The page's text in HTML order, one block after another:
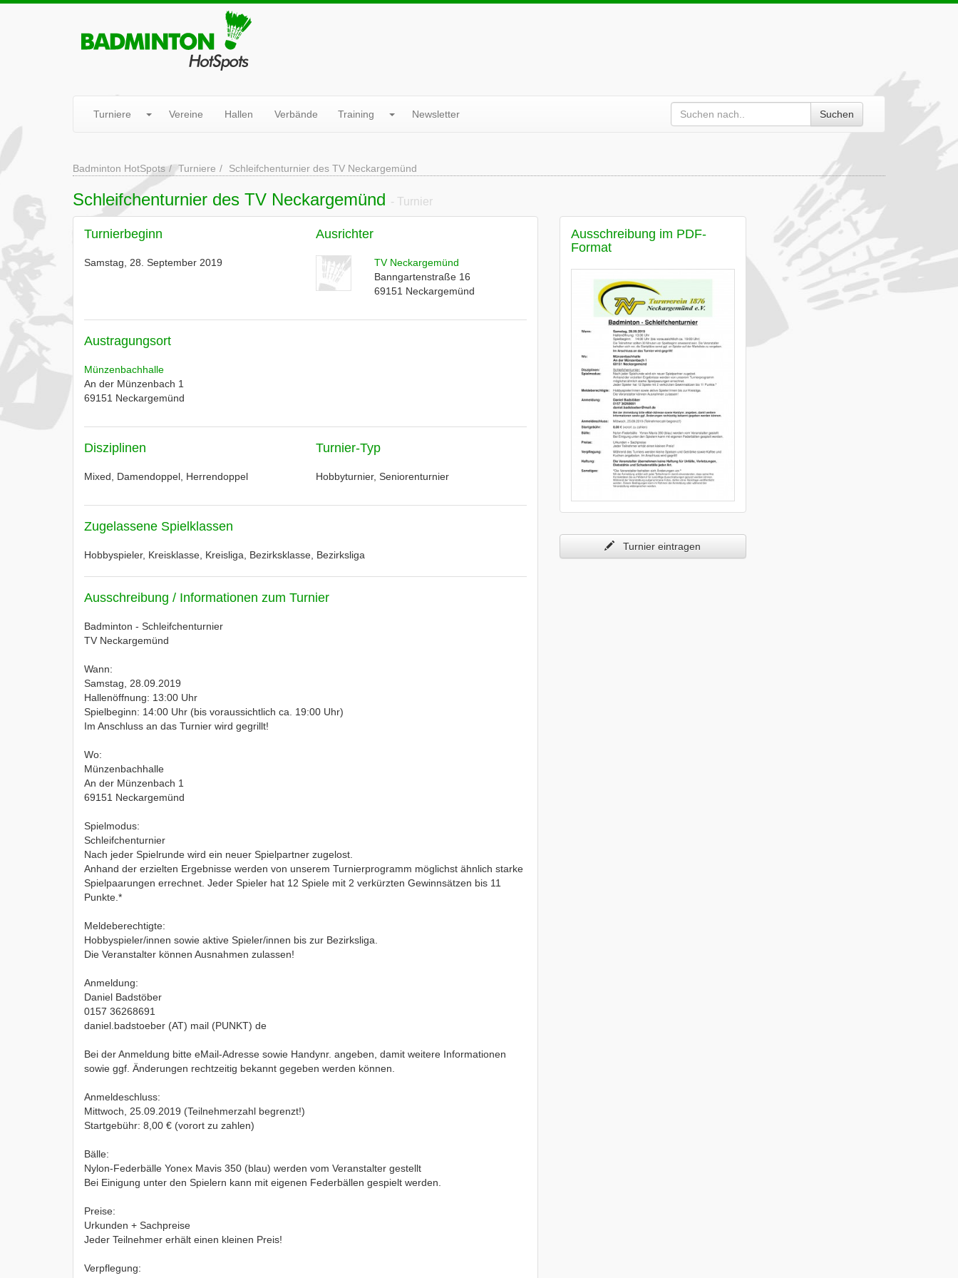
Turniere Vereine Hallen Verbände Training Newsletter Suchen
Badminton HotSpots Turniere Schleifchenturnier des TV Neckargemünd
Schleifchenturnier des TV Neckargemünd - Turnier
Turnierbeginn
Samstag, 28. September 2019
Ausrichter
TV Neckargemünd
Banngartenstraße 16
69151 Neckargemünd
Austragungsort
Münzenbachhalle
An der Münzenbach 1
69151 Neckargemünd
Disziplinen
Mixed, Damendoppel, Herrendoppel
Turnier-Typ
Hobbyturnier, Seniorenturnier
Zugelassene Spielklassen
Hobbyspieler, Kreisklasse, Kreisliga, Bezirksklasse, Bezirksliga
Ausschreibung / Informationen zum Turnier
Badminton - Schleifchenturnier
TV Neckargemünd
Wann:
Samstag, 28.09.2019
Hallenöffnung: 13:00 Uhr
Spielbeginn: 14:00 Uhr (bis voraussichtlich ca. 19:00 Uhr)
Im Anschluss an das Turnier wird gegrillt!
Wo:
Münzenbachhalle
An der Münzenbach 1
69151 Neckargemünd
Spielmodus:
Schleifchenturnier
Nach jeder Spielrunde wird ein neuer Spielpartner zugelost.
Anhand der erzielten Ergebnisse werden von unserem Turnierprogramm möglichst ähnlich starke
Spielpaarungen errechnet. Jeder Spieler hat 12 Spiele mit 2 verkürzten Gewinnsätzen bis 11
Punkte.*
Meldeberechtigte:
Hobbyspieler/innen sowie aktive Spieler/innen bis zur Bezirksliga.
Die Veranstalter können Ausnahmen zulassen!
Anmeldung:
Daniel Badstöber
0157 36268691
daniel.badstoeber (AT) mail (PUNKT) de
Bei der Anmeldung bitte eMail-Adresse sowie Handynr. angeben, damit weitere Informationen
sowie ggf. Änderungen rechtzeitig bekannt gegeben werden können.
Anmeldeschluss:
Mittwoch, 25.09.2019 (Teilnehmerzahl begrenzt!)
Startgebühr: 8,00 € (vorort zu zahlen)
Bälle:
Nylon-Federbälle Yonex Mavis 350 (blau) werden vom Veranstalter gestellt
Bei Einigung unter den Spielern kann mit eigenen Federbällen gespielt werden.
Preise:
Urkunden + Sachpreise
Jeder Teilnehmer erhält einen kleinen Preis!
Verpflegung:
Ausschreibung im PDF-
Format
Turnier eintragen